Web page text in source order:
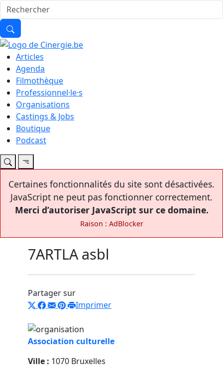
Articles
Agenda
Filmothèque
Professionnel·le·s
Organisations
Castings & Jobs
Boutique
Podcast
Certaines fonctionnalités du site sont désactivées.
JavaScript ne peut pas fonctionner correctement.
Merci d’autoriser JavaScript sur ce domaine.
Raison : AdBlocker
7ARTLA asbl
Partager sur
Imprimer
Association culturelle
Ville : 1070 Bruxelles